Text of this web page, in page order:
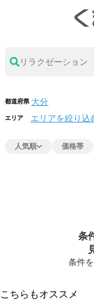
リラクゼーション
都道府県
エリア エリアを絞り込
人気順 価格帯
条
条件
こちらもオススメ